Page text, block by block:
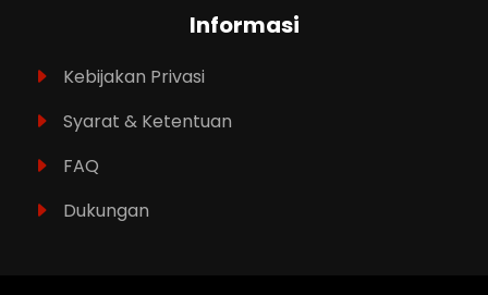
Informasi
Kebijakan Privasi
Syarat & Ketentuan
FAQ
Dukungan